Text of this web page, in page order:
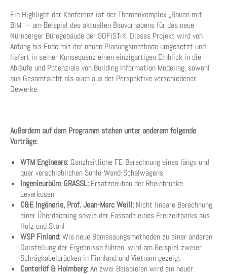
Ein Highlight der Konferenz ist der Themenkomplex „Bauen mit
BIM“ – am Beispiel des aktuellen Bauvorhabens für das neue
Nürnberger Bürogebäude der SOFiSTiK. Dieses Projekt wird von
Anfang bis Ende mit der neuen Planungsmethode umgesetzt und
liefert in seiner Konsequenz einen einzigartigen Einblick in die
Abläufe und Potenziale von Building Information Modeling, sowohl
aus Gesamtsicht als auch aus der Perspektive verschiedener
Gewerke.
Außerdem auf dem Programm stehen unter anderem folgende
Vorträge:
WTM Engineers: Ganzheitliche FE-Berechnung eines längs und
quer verschieblichen Sohle-Wand-Schalwagens
Ingenieurbüro GRASSL: Ersatzneubau der Rheinbrücke
Leverkusen
C&E Ingénerie, Prof. Jean-Marc Weill: Nicht lineare Berechnung
einer Überdachung sowie der Fassade eines Freizeitparks aus
Holz und Stahl
WSP Finland:Wie neue Bemessungsmethoden zu einer anderen
Darstellung der Ergebnisse führen, wird am Beispiel zweier
Schrägkabelbrücken in Finnland und Vietnam gezeigt
Centerlöf & Holmberg:An zwei Beispielen wird ein neuer